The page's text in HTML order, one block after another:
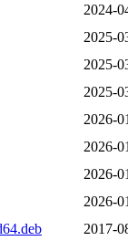
2024-
2025-
2025-
2025-
2026-
2026-
2026-
2026-
2017-